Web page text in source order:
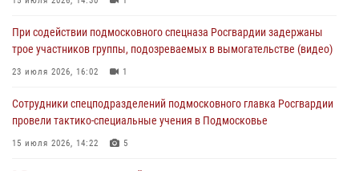
сигналам «Тревога» с охраняемых объектов в Подмосковье
04 августа 2026, 12:15
При содействии подмосковного спецназа Росгвардии задержаны
трое участников группы, подозреваемых в вымогательстве (видео)
23 июля 2026, 16:02 1
Сотрудники спецподразделений подмосковного главка Росгвардии
провели тактико-специальные учения в Подмосковье
15 июля 2026, 14:22 5